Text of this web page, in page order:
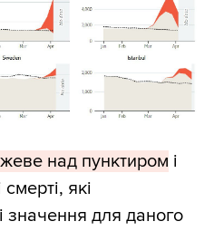
над пунктиром і
які
значення для даного